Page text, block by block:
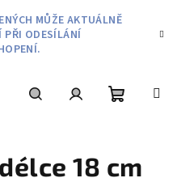
MŮŽE AKTUÁLNĚ
PŘI ODESÍLÁNÍ
košík
18 cm